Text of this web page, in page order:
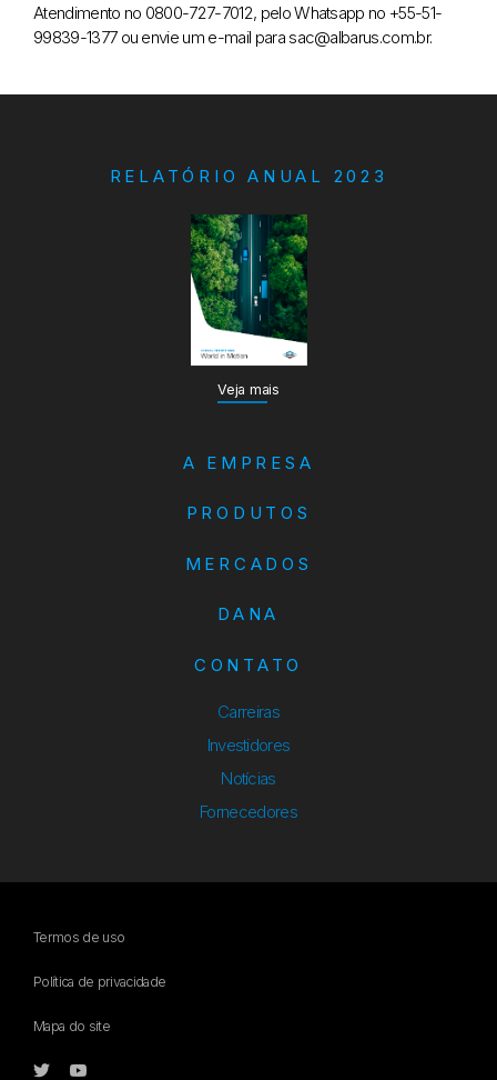
Atendimento no 0800-727-7012, pelo Whatsapp no +55-51-
99839-1377 ou envie um e-mail para sac@albarus.com.br.
RELATÓRIO ANUAL 2023
Veja mais
A EMPRESA
PRODUTOS
MERCADOS
DANA
CONTATO
Carreiras
Investidores
Notícias
Fornecedores
Termos de uso
Política de privacidade
Mapa do site